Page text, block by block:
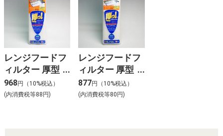
レンジフードフ
ィルター 厚型
ハンドカット
1.8m 磁石つき
968円（10%税込）
(内消費税等88円)
レンジフードフ
ィルター 厚型
ハンドカット
1.8m 取替え用
877円（10%税込）
(内消費税等80円)